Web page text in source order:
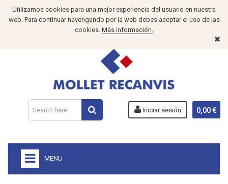
Utilizamos cookies para una mejor experiencia del usuario en nuestra
web. Para continuar navengando por la web debes aceptar el uso de las
cookies. Más información.
0,00 €
Iniciar sesión
MENU